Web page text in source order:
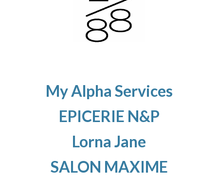
My Alpha Services
EPICERIE N&P
Lorna Jane
SALON MAXIME